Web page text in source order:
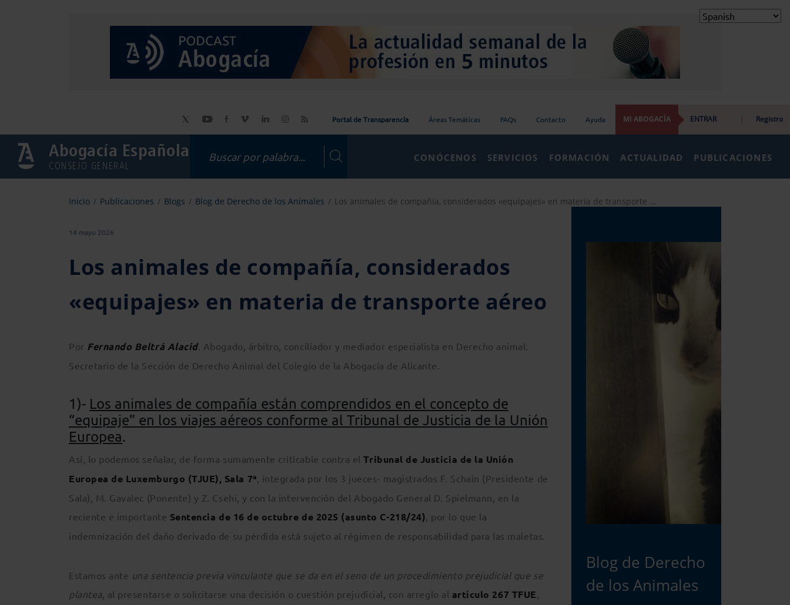
Portal de Transparencia Áreas Temáticas FAQs Contacto Ayuda MI ABOGACÍA ENTRAR | Registro
Abogacía Española
CONSEJO GENERAL
CONÓCENOS SERVICIOS FORMACIÓN ACTUALIDAD PUBLICACIONES
Inicio Publicaciones Blogs Blog de Derecho de los Animales Los animales de compañía, considerados «equipajes» en materia de transporte ...
14 mayo 2026
Los animales de compañía, considerados
«equipajes» en materia de transporte aéreo
Por Fernando Beltrá Alacid. Abogado, árbitro, conciliador y mediador especialista en Derecho animal.
Secretario de la Sección de Derecho Animal del Colegio de la Abogacía de Alicante.
1)- Los animales de compañía están comprendidos en el concepto de
“equipaje” en los viajes aéreos conforme al Tribunal de Justicia de la Unión
Europea.
Así, lo podemos señalar, de forma sumamente criticable contra elTribunal de Justicia de la Unión
Europea de Luxemburgo (TJUE), Sala 7ª, integrada por los 3 jueces- magistrados F. Schain (Presidente de
Sala), M. Gavalec (Ponente) y Z. Csehi, y con la intervención del Abogado General D. Spielmann, en la
reciente e importante Sentencia de 16 de octubre de 2025 (asunto C-218/24), por lo que la
indemnización del daño derivado de su pérdida está sujeto al régimen de responsabilidad para las maletas.
Estamos ante una sentencia previa vinculante que se da en el seno de un procedimiento prejudicial que se
plantea, al presentarse o solicitarse una decisión o cuestión prejudicial, con arreglo al artículo 267 TFUE,
Blog de Derecho
de los Animales